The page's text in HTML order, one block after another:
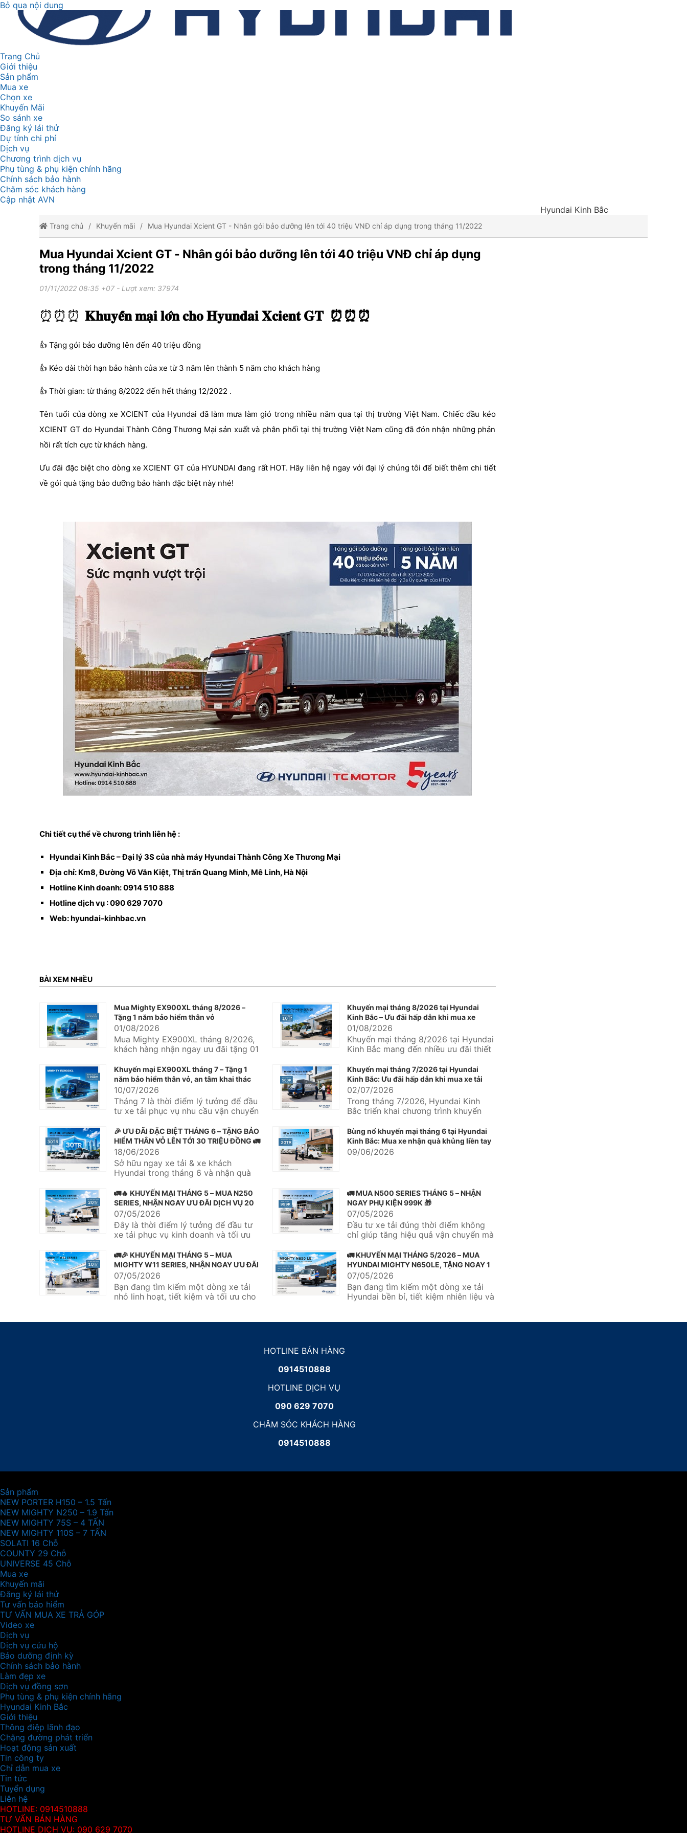
Bỏ qua nội dung
Trang Chủ
Giới thiệu
Sản phẩm
Mua xe
Chọn xe
Khuyến Mãi
So sánh xe
Đăng ký lái thử
Dự tính chi phí
Dịch vụ
Chương trình dịch vụ
Phụ tùng & phụ kiện chính hãng
Chính sách bảo hành
Chăm sóc khách hàng
Cập nhật AVN
Hyundai Kinh Bắc
Trang chủ Khuyến mãi Mua Hyundai Xcient GT - Nhân gói bảo dưỡng lên tới 40 triệu VNĐ chỉ áp dụng trong tháng 11/2022
Mua Hyundai Xcient GT - Nhân gói bảo dưỡng lên tới 40 triệu VNĐ chỉ áp dụng
trong tháng 11/2022
01/11/2022 08:35 +07 - Lượt xem: 37974
⏰⏰⏰ 𝐊𝐡𝐮𝐲𝐞̂́𝐧 𝐦𝐚̣𝐢 𝐥𝐨̛́𝐧 𝐜𝐡𝐨 𝐇𝐲𝐮𝐧𝐝𝐚𝐢 𝐗𝐜𝐢𝐞𝐧𝐭 𝐆𝐓 ⏰⏰⏰
👍 Tặng gói bảo dưỡng lên đến 40 triệu đồng
👍 Kéo dài thời hạn bảo hành của xe từ 3 năm lên thành 5 năm cho khách hàng
👍 Thời gian: từ tháng 8/2022 đến hết tháng 12/2022 .
Tên tuổi của dòng xe XCIENT của Hyundai đã làm mưa làm gió trong nhiều năm qua tại thị trường Việt Nam. Chiếc đầu kéo
XCIENT GT do Hyundai Thành Công Thương Mại sản xuất và phân phối tại thị trường Việt Nam cũng đã đón nhận những phản
hồi rất tích cực từ khách hàng.
Ưu đãi đặc biệt cho dòng xe XCIENT GT của HYUNDAI đang rất HOT. Hãy liên hệ ngay với đại lý chúng tôi để biết thêm chi tiết
về gói quà tặng bảo dưỡng bảo hành đặc biệt này nhé!
Chi tiết cụ thể về chương trình liên hệ :
Hyundai Kinh Bắc – Đại lý 3S của nhà máy Hyundai Thành Công Xe Thương Mại
Địa chỉ: Km8, Đường Võ Văn Kiệt, Thị trấn Quang Minh, Mê Linh, Hà Nội
Hotline Kinh doanh: 0914 510 888
Hotline dịch vụ : 090 629 7070
Web: hyundai-kinhbac.vn
BÀI XEM NHIỀU
Mua Mighty EX900XL tháng 8/2026 –
Tặng 1 năm bảo hiểm thân vỏ
01/08/2026
Mua Mighty EX900XL tháng 8/2026,
khách hàng nhận ngay ưu đãi tặng 01
Kinh...
Khuyến mại tháng 8/2026 tại Hyundai
Kinh Bắc – Ưu đãi hấp dẫn khi mua xe
Hyundai
01/08/2026
Khuyến mại tháng 8/2026 tại Hyundai
Kinh Bắc mang đến nhiều ưu đãi thiết
Khuyến mại EX900XL tháng 7 – Tặng 1
năm bảo hiểm thân vỏ, an tâm khai thác
ngay từ chuyến hàng đầu tiên
10/07/2026
Tháng 7 là thời điểm lý tưởng để đầu
tư xe tải phục vụ nhu cầu vận chuyển
Khuyến mại tháng 7/2026 tại Hyundai
Kinh Bắc: Ưu đãi hấp dẫn khi mua xe tải
Hyundai và Hyundai Solati
02/07/2026
Trong tháng 7/2026, Hyundai Kinh
Bắc triển khai chương trình khuyến
mại...
🎉 ƯU ĐÃI ĐẶC BIỆT THÁNG 6 – TẶNG BẢO
HIỂM THÂN VỎ LÊN TỚI 30 TRIỆU ĐỒNG 🚛
🚌
18/06/2026
Sở hữu ngay xe tải & xe khách
Hyundai trong tháng 6 và nhận quà
Bùng nổ khuyến mại tháng 6 tại Hyundai
Kinh Bắc: Mua xe nhận quà khủng liền tay
09/06/2026
🚛🔥 KHUYẾN MẠI THÁNG 5 – MUA N250
SERIES, NHẬN NGAY ƯU ĐÃI DỊCH VỤ 20
TRIỆU 🔥🚛
07/05/2026
Đây là thời điểm lý tưởng để đầu tư
xe tải phục vụ kinh doanh và tối ưu
🚛 MUA N500 SERIES THÁNG 5 – NHẬN
NGAY PHỤ KIỆN 999K 🎁
07/05/2026
Đầu tư xe tải đúng thời điểm không
chỉ giúp tăng hiệu quả vận chuyển mà
🚛🎉 KHUYẾN MẠI THÁNG 5 – MUA
MIGHTY W11 SERIES, NHẬN NGAY ƯU ĐÃI
DỊCH VỤ 10 TRIỆU 🎉🚛
07/05/2026
Bạn đang tìm kiếm một dòng xe tải
nhỏ linh hoạt, tiết kiệm và tối ưu cho
🚛 KHUYẾN MẠI THÁNG 5/2026 – MUA
HYUNDAI MIGHTY N650LE, TẶNG NGAY 1
NĂM BẢO HIỂM TNDS 🎉
07/05/2026
Bạn đang tìm kiếm một dòng xe tải
Hyundai bền bỉ, tiết kiệm nhiên liệu và
HOTLINE BÁN HÀNG
0914510888
HOTLINE DỊCH VỤ
090 629 7070
CHĂM SÓC KHÁCH HÀNG
0914510888
Sản phẩm
NEW PORTER H150 – 1.5 Tấn
NEW MIGHTY N250 – 1.9 Tấn
NEW MIGHTY 75S – 4 TẤN
NEW MIGHTY 110S – 7 TẤN
SOLATI 16 Chỗ
COUNTY 29 Chỗ
UNIVERSE 45 Chỗ
Mua xe
Khuyến mãi
Đăng ký lái thử
Tư vấn bảo hiểm
TƯ VẤN MUA XE TRẢ GÓP
Video xe
Dịch vụ
Dịch vụ cứu hộ
Bảo dưỡng định kỳ
Chính sách bảo hành
Làm đẹp xe
Dịch vụ đồng sơn
Phụ tùng & phụ kiện chính hãng
Hyundai Kinh Bắc
Giới thiệu
Thông điệp lãnh đạo
Chặng đường phát triển
Hoạt động sản xuất
Tin công ty
Chỉ dẫn mua xe
Tin tức
Tuyển dụng
Liên hệ
HOTLINE: 0914510888
TƯ VẤN BÁN HÀNG
HOTLINE DỊCH VỤ: 090 629 7070